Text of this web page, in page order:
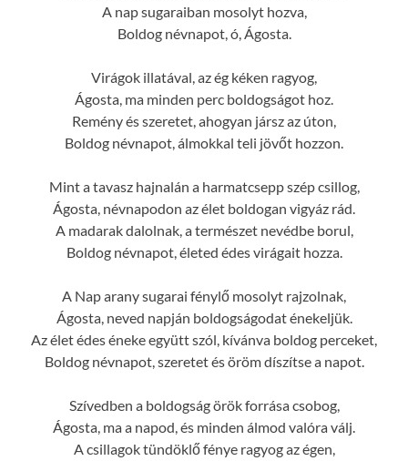
A nap sugaraiban mosolyt hozva,
Boldog névnapot, ó, Ágosta.
Virágok illatával, az ég kéken ragyog,
Ágosta, ma minden perc boldogságot hoz.
Remény és szeretet, ahogyan jársz az úton,
Boldog névnapot, álmokkal teli jövőt hozzon.
Mint a tavasz hajnalán a harmatcsepp szép csillog,
Ágosta, névnapodon az élet boldogan vigyáz rád.
A madarak dalolnak, a természet nevédbe borul,
Boldog névnapot, életed édes virágait hozza.
A Nap arany sugarai fénylő mosolyt rajzolnak,
Ágosta, neved napján boldogságodat énekeljük.
Az élet édes éneke együtt szól, kívánva boldog perceket,
Boldog névnapot, szeretet és öröm díszítse a napot.
Szívedben a boldogság örök forrása csobog,
Ágosta, ma a napod, és minden álmod valóra válj.
A csillagok tündöklő fénye ragyog az égen,